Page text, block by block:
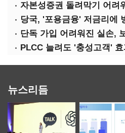
PLCC 늘려도 '충성고객' 효
뉴스리듬